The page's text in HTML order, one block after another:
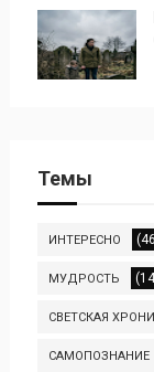
Темы
ИНТЕРЕСНО
МУДРОСТЬ
СВЕТСКАЯ
САМОПОЗНАНИЕ